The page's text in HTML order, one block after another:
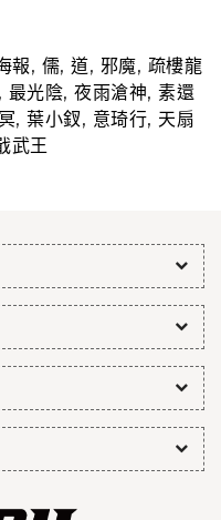
報, 儒,道, 邪魔, 疏樓龍
, 最光陰, 夜雨滄神, 素還
, 葉小釵, 意琦行, 天扇
武王